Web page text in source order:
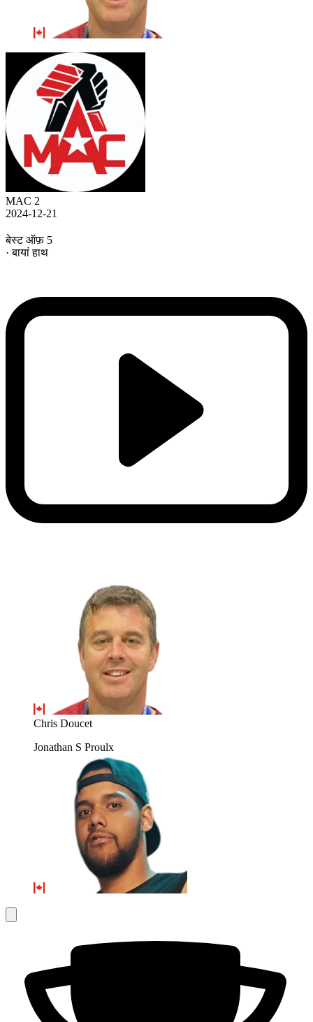
MAC 2
2024-12-21
बेस्ट ऑफ़ 5
· बायां हाथ
Chris Doucet
Jonathan S Proulx